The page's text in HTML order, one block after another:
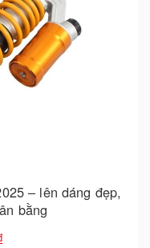
– lên dáng đẹp,
bằng